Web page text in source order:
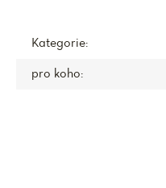
Kategorie:
pro koho: